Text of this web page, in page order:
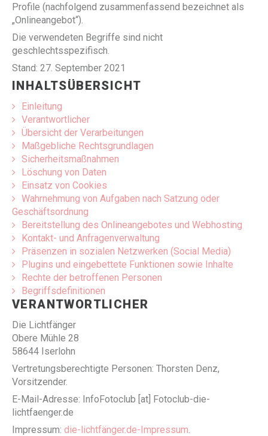
Profile (nachfolgend zusammenfassend bezeichnet als
„Onlineangebot“).
Die verwendeten Begriffe sind nicht
geschlechtsspezifisch.
Stand: 27. September 2021
INHALTSÜBERSICHT
Einleitung
Verantwortlicher
Übersicht der Verarbeitungen
Maßgebliche Rechtsgrundlagen
Sicherheitsmaßnahmen
Löschung von Daten
Einsatz von Cookies
Wahrnehmung von Aufgaben nach Satzung oder
Geschäftsordnung
Bereitstellung des Onlineangebotes und Webhosting
Kontakt- und Anfragenverwaltung
Präsenzen in sozialen Netzwerken (Social Media)
Plugins und eingebettete Funktionen sowie Inhalte
Rechte der betroffenen Personen
Begriffsdefinitionen
VERANTWORTLICHER
Die Lichtfänger
Obere Mühle 28
58644 Iserlohn
Vertretungsberechtigte Personen: Thorsten Denz,
Vorsitzender.
E-Mail-Adresse: InfoFotoclub [at] Fotoclub-die-
lichtfaenger.de
Impressum: die-lichtfänger.de-Impressum.